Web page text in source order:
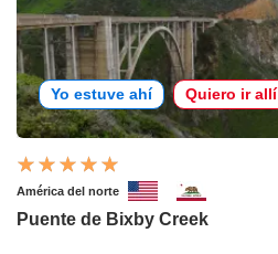
Yo estuve ahí Quiero ir allí
América del norte
Puente de Bixby Creek